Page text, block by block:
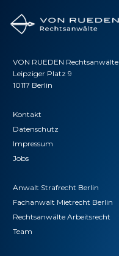
VON RUEDEN Rechtsanwälte
Leipziger Platz 9
10117 Berlin
Kontakt
Datenschutz
Impressum
Jobs
Anwalt Strafrecht Berlin
Fachanwalt Mietrecht Berlin
Rechtsanwälte Arbeitsrecht
Team